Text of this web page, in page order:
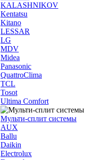
KALASHNIKOV
Kentatsu
Kitano
LESSAR
LG
MDV
Midea
Panasonic
QuattroClima
TCL
Tosot
Ultima Comfort
Мульти-сплит системы
AUX
Ballu
Daikin
Electrolux